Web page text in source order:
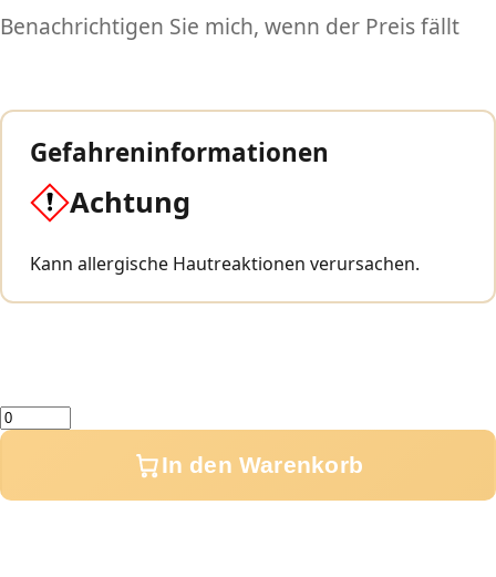
Benachrichtigen Sie mich, wenn der Preis fällt
Gefahreninformationen
Achtung
Kann allergische Hautreaktionen verursachen.
Menge
In den Warenkorb